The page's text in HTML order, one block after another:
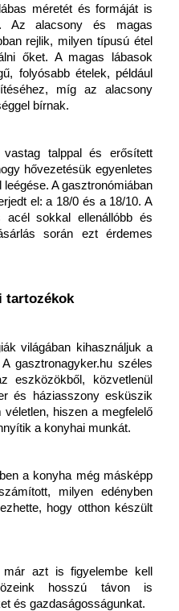
méretét és formáját is
Az alacsony és magas
rejlik, milyen típusú étel
őket. A magas lábasok
folyósabb ételek, például
míg az alacsony
bírnak.
talppal és erősített
hővezetésük egyenletes
A gasztronómiában
el: a 18/0 és a 18/10. A
acél sokkal ellenállóbb és
során ezt érdemes
tartozékok
világában kihasználjuk a
gasztronagyker.hu széles
eszközökből, közvetlenül
és háziasszony esküszik
hiszen a megfelelő
a konyhai munkát.
a konyha még másképp
milyen edényben
hogy otthon készült
azt is figyelembe kell
hosszú távon is
és gazdaságosságunkat.